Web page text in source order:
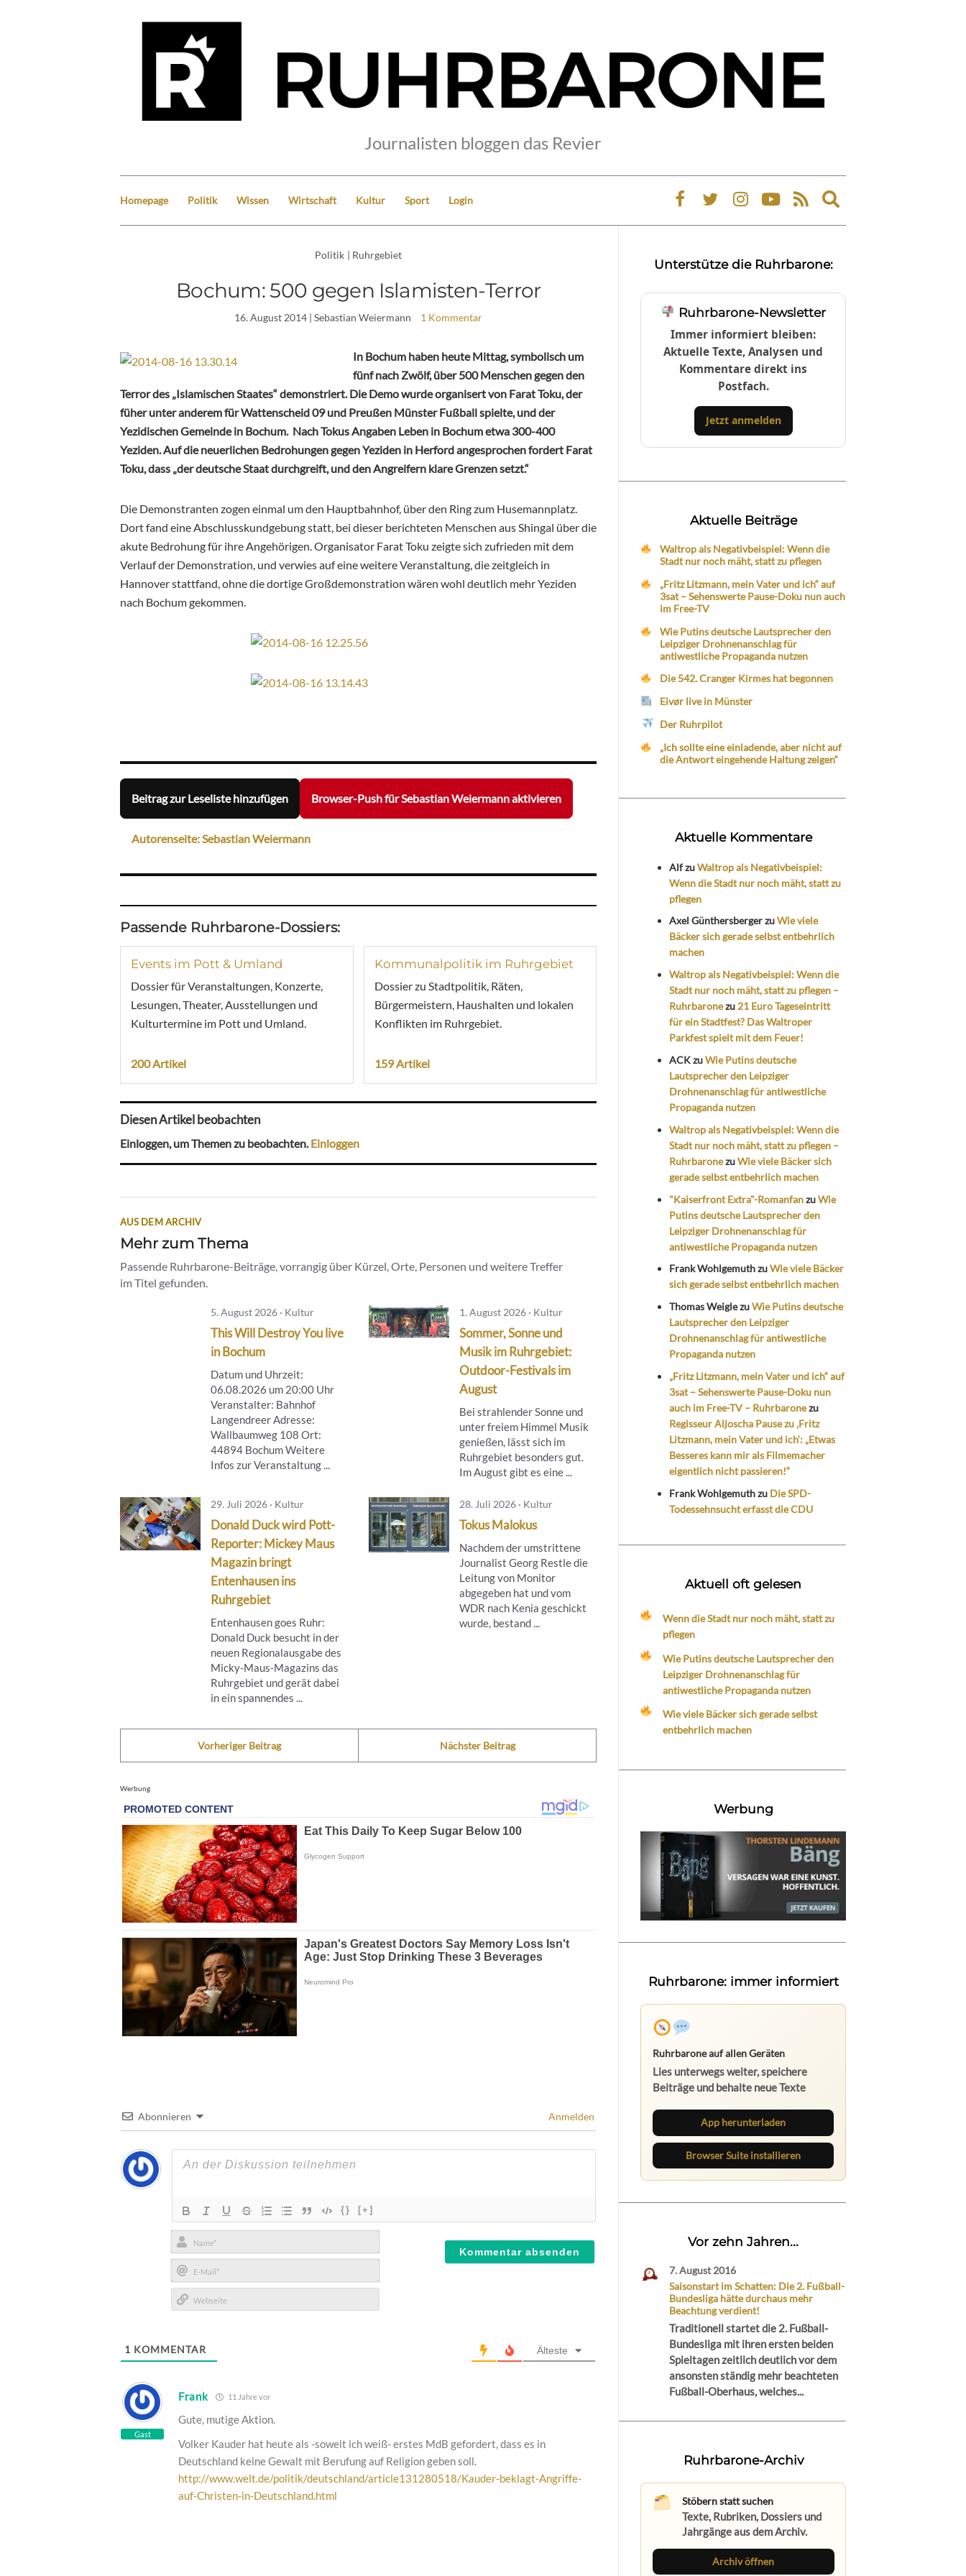
Journalisten bloggen das Revier
Homepage Politik Wissen Wirtschaft Kultur Sport Login
Expand
search
Politik | Ruhrgebiet
Bochum: 500 gegen Islamisten-Terror
16. August 2014 | Sebastian Weiermann 1 Kommentar
In Bochum haben heute Mittag, symbolisch um
fünf nach Zwölf, über 500 Menschen gegen den
Terror des „Islamischen Staates“ demonstriert. Die Demo wurde organisert von Farat Toku, der
füher unter anderem für Wattenscheid 09 und Preußen Münster Fußball spielte, und der
Yezidischen Gemeinde in Bochum. Nach Tokus Angaben Leben in Bochum etwa 300-400
Yeziden. Auf die neuerlichen Bedrohungen gegen Yeziden in Herford angesprochen fordert Farat
Toku, dass „der deutsche Staat durchgreift, und den Angreifern klare Grenzen setzt.“
Die Demonstranten zogen einmal um den Hauptbahnhof, über den Ring zum Husemannplatz.
Dort fand eine Abschlusskundgebung statt, bei dieser berichteten Menschen aus Shingal über die
akute Bedrohung für ihre Angehörigen. Organisator Farat Toku zeigte sich zufrieden mit dem
Verlauf der Demonstration, und verwies auf eine weitere Veranstaltung, die zeitgleich in
Hannover stattfand, ohne die dortige Großdemonstration wären wohl deutlich mehr Yeziden
nach Bochum gekommen.
Beitrag zur Leseliste hinzufügen Browser-Push für Sebastian Weiermann aktivieren
Autorenseite: Sebastian Weiermann
Passende Ruhrbarone-Dossiers:
Events im Pott & Umland
Dossier für Veranstaltungen, Konzerte,
Lesungen, Theater, Ausstellungen und
Kulturtermine im Pott und Umland.
200 Artikel
Kommunalpolitik im Ruhrgebiet
Dossier zu Stadtpolitik, Räten,
Bürgermeistern, Haushalten und lokalen
Konflikten im Ruhrgebiet.
159 Artikel
Diesen Artikel beobachten
Einloggen, um Themen zu beobachten.Einloggen
AUS DEM ARCHIV
Mehr zum Thema
Passende Ruhrbarone-Beiträge, vorrangig über Kürzel, Orte, Personen und weitere Treffer
im Titel gefunden.
5. August 2026 · Kultur
This Will Destroy You live
in Bochum
Datum und Uhrzeit:
06.08.2026 um 20:00 Uhr
Veranstalter: Bahnhof
Langendreer Adresse:
Wallbaumweg 108 Ort:
44894 Bochum Weitere
Infos zur Veranstaltung ...
1. August 2026 · Kultur
Sommer, Sonne und
Musik im Ruhrgebiet:
Outdoor-Festivals im
August
Bei strahlender Sonne und
unter freiem Himmel Musik
genießen, lässt sich im
Ruhrgebiet besonders gut.
Im August gibt es eine ...
29. Juli 2026 · Kultur
Donald Duck wird Pott-
Reporter: Mickey Maus
Magazin bringt
Entenhausen ins
Ruhrgebiet
Entenhausen goes Ruhr:
Donald Duck besucht in der
neuen Regionalausgabe des
Micky‑Maus‑Magazins das
Ruhrgebiet und gerät dabei
in ein spannendes ...
28. Juli 2026 · Kultur
Tokus Malokus
Nachdem der umstrittene
Journalist Georg Restle die
Leitung von Monitor
abgegeben hat und vom
WDR nach Kenia geschickt
wurde, bestand ...
Vorheriger Beitrag Nächster Beitrag
Werbung
Abonnieren Anmelden
{} [+]
Name*
E-
Mail*
1 KOMMENTAR Älteste
Gast
Frank 11 Jahre vor
Gute, mutige Aktion.
Volker Kauder hat heute als -soweit ich weiß- erstes MdB gefordert, dass es in
Deutschland keine Gewalt mit Berufung auf Religion geben soll.
http://www.welt.de/politik/deutschland/article131280518/Kauder-beklagt-Angriffe-
auf-Christen-in-Deutschland.html
Unterstütze die Ruhrbarone:
Ruhrbarone-Newsletter
Immer informiert bleiben:
Aktuelle Texte, Analysen und
Kommentare direkt ins
Postfach.
Jetzt anmelden
Aktuelle Beiträge
Waltrop als Negativbeispiel: Wenn die
Stadt nur noch mäht, statt zu pflegen
„Fritz Litzmann, mein Vater und ich“ auf
3sat – Sehenswerte Pause-Doku nun auch
im Free-TV
Wie Putins deutsche Lautsprecher den
Leipziger Drohnenanschlag für
antiwestliche Propaganda nutzen
Die 542. Cranger Kirmes hat begonnen
Eivør live in Münster
Der Ruhrpilot
„Ich sollte eine einladende, aber nicht auf
die Antwort eingehende Haltung zeigen“
Aktuelle Kommentare
AlfzuWaltrop als Negativbeispiel:
Wenn die Stadt nur noch mäht, statt zu
pflegen
Axel GünthersbergerzuWie viele
Bäcker sich gerade selbst entbehrlich
machen
Waltrop als Negativbeispiel: Wenn die
Stadt nur noch mäht, statt zu pflegen –
Ruhrbaronezu 21 Euro Tageseintritt
für ein Stadtfest? Das Waltroper
Parkfest spielt mit dem Feuer!
ACKzuWie Putins deutsche
Lautsprecher den Leipziger
Drohnenanschlag für antiwestliche
Propaganda nutzen
Waltrop als Negativbeispiel: Wenn die
Stadt nur noch mäht, statt zu pflegen –
RuhrbaronezuWie viele Bäcker sich
gerade selbst entbehrlich machen
"Kaiserfront Extra"-RomanfanzuWie
Putins deutsche Lautsprecher den
Leipziger Drohnenanschlag für
antiwestliche Propaganda nutzen
Frank WohlgemuthzuWie viele Bäcker
sich gerade selbst entbehrlich machen
Thomas WeiglezuWie Putins deutsche
Lautsprecher den Leipziger
Drohnenanschlag für antiwestliche
Propaganda nutzen
„Fritz Litzmann, mein Vater und ich“ auf
3sat – Sehenswerte Pause-Doku nun
auch im Free-TV – Ruhrbaronezu
Regisseur Aljoscha Pause zu ‚Fritz
Litzmann, mein Vater und ich‘: „Etwas
Besseres kann mir als Filmemacher
eigentlich nicht passieren!“
Frank Wohlgemuthzu Die SPD-
Todessehnsucht erfasst die CDU
Aktuell oft gelesen
Wenn die Stadt nur noch mäht, statt zu
pflegen
Wie Putins deutsche Lautsprecher den
Leipziger Drohnenanschlag für
antiwestliche Propaganda nutzen
Wie viele Bäcker sich gerade selbst
entbehrlich machen
Werbung
Ruhrbarone: immer informiert
Ruhrbarone auf allen Geräten
Lies unterwegs weiter, speichere
Beiträge und behalte neue Texte
App herunterladen
Browser Suite installieren
Vor zehn Jahren...
7. August 2016
Saisonstart im Schatten: Die 2. Fußball-
Bundesliga hätte durchaus mehr
Beachtung verdient!
Traditionell startet die 2. Fußball-
Bundesliga mit ihren ersten beiden
Spieltagen zeitlich deutlich vor dem
ansonsten ständig mehr beachteten
Fußball-Oberhaus, welches...
Ruhrbarone-Archiv
Stöbern statt suchen
Texte, Rubriken, Dossiers und
Jahrgänge aus dem Archiv.
Archiv öffnen